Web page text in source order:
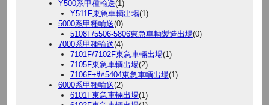
Y500系甲種輸送(1)
Y511F東急車輌出場(1)
5000系甲種輸送(0)
5108F/5506-5806東急車輌製造出場(0)
7000系甲種輸送(4)
7101F/7102F東急車輛出場(1)
7105F東急車輌出場(2)
7106F+ｻﾊ5404東急車輌出場(1)
6000系甲種輸送(2)
6101F東急車輛出場(1)